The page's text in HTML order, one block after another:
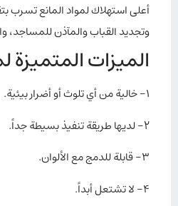
أعلى استهلاك لمواد المانع تسرب
وتجديد القباب والمآذن للمساجد،
الميزات المتميزة
1- خالية من أي تلوث أو أضرار بيئية.
2- لديها طريقة تنفيذ بسيطة جداً.
3- قابلة للدمج مع الألوان.
4- لا تشتعل أبداً.